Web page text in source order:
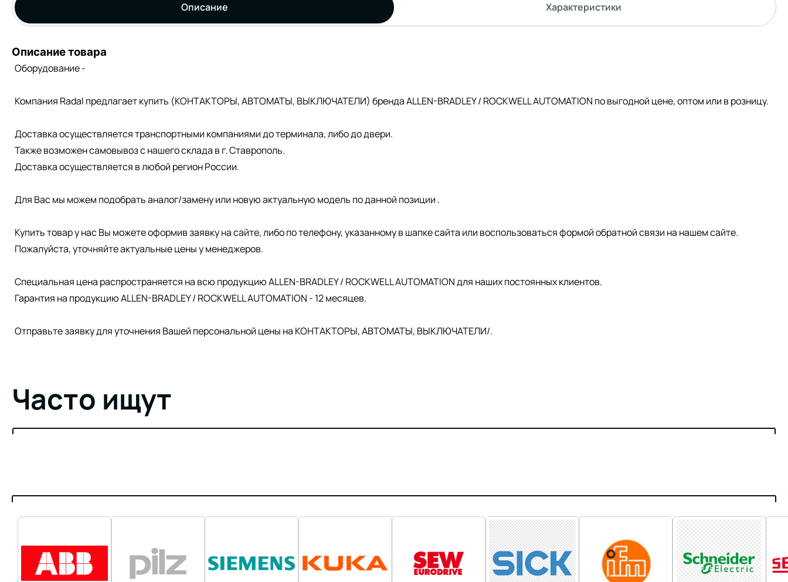
Описание Характеристики
Описание товара
Оборудование -
Компания Radal предлагает купить (КОНТАКТОРЫ, АВТОМАТЫ, ВЫКЛЮЧАТЕЛИ) бренда ALLEN-BRADLEY / ROCKWELL AUTOMATION по выгодной цене, оптом или в розницу.
Доставка осуществляется транспортными компаниями до терминала, либо до двери.
Также возможен самовывоз с нашего склада в г. Ставрополь.
Доставка осуществляется в любой регион России.
Для Вас мы можем подобрать аналог/замену или новую актуальную модель по данной позиции .
Купить товар у нас Вы можете оформив заявку на сайте, либо по телефону, указанному в шапке сайта или воспользоваться формой обратной связи на нашем сайте.
Пожалуйста, уточняйте актуальные цены у менеджеров.
Специальная цена распространяется на всю продукцию ALLEN-BRADLEY / ROCKWELL AUTOMATION для наших постоянных клиентов.
Гарантия на продукцию ALLEN-BRADLEY / ROCKWELL AUTOMATION - 12 месяцев.
Отправьте заявку для уточнения Вашей персональной цены на КОНТАКТОРЫ, АВТОМАТЫ, ВЫКЛЮЧАТЕЛИ/.
Часто ищут